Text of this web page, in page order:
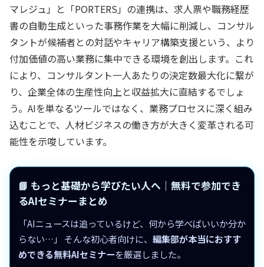
マレジュ」と「PORTERS」の連携は、求人票や職務経歴
書の自動生成といった事務作業を大幅に削減し、コンサル
タントが候補者との対話やキャリア構築支援という、より
付加価値の高い業務に集中できる環境を創出します。これ
により、コンサルタント一人あたりの決定数最大化に繋が
り、企業全体の生産性向上と収益拡大に直結するでしょ
う。AIを単なるツールではなく、業務プロセスに深く組み
込むことで、人材ビジネスの働き方が大きく変革される可
能性を示唆しています。
📘 もっと基礎から学びたい人へ｜無料で参加でき
るAIセミナーまとめ
「AIニュースは追っているけど、何から学べばいいか分か
らない…」 そんな初心者向けに、 編集部が本当におすす
めできる無料AIセミナーを厳選しました。